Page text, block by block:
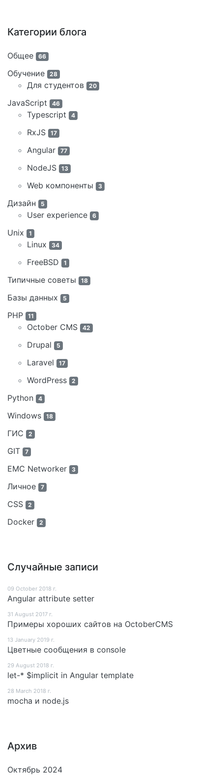
Категории блога
Общее 66
Обучение 28
Для студентов 20
JavaScript 46
Typescript 4
RxJS 17
Angular 77
NodeJS 13
Web компоненты 3
Дизайн 5
User experience 6
Unix 1
Linux 34
FreeBSD 1
Типичные советы 18
Базы данных 5
PHP 11
October CMS 42
Drupal 5
Laravel 17
WordPress 2
Python 4
Windows 18
ГИС 2
GIT 7
EMC Networker 3
Личное 7
CSS 2
Docker 2
Случайные записи
09 October 2018 г.
Angular attribute setter
31 August 2017 г.
Примеры хороших сайтов на OctoberCMS
13 January 2019 г.
Цветные сообщения в console
29 August 2018 г.
let-* $implicit in Angular template
28 March 2018 г.
mocha и node.js
Архив
Октябрь 2024